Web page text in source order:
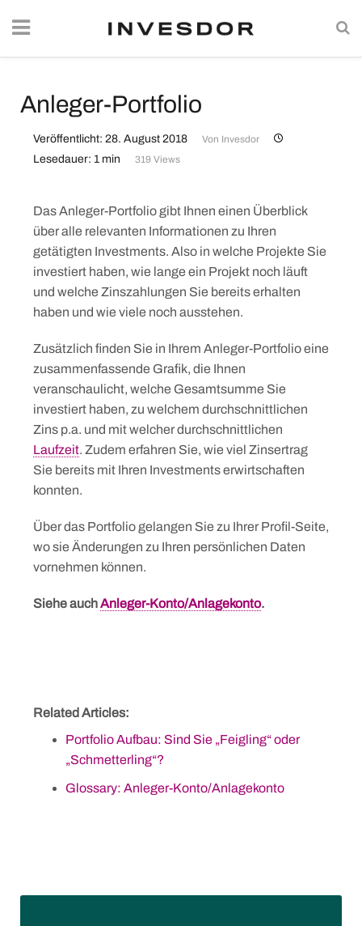
Anleger-Portfolio
Veröffentlicht: 28. August 2018 Von Invesdor
Lesedauer: 1 min 319 Views
Das Anleger-Portfolio gibt Ihnen einen Überblick
über alle relevanten Informationen zu Ihren
getätigten Investments. Also in welche Projekte Sie
investiert haben, wie lange ein Projekt noch läuft
und welche Zinszahlungen Sie bereits erhalten
haben und wie viele noch ausstehen.
Zusätzlich finden Sie in Ihrem Anleger-Portfolio eine
zusammenfassende Grafik, die Ihnen
veranschaulicht, welche Gesamtsumme Sie
investiert haben, zu welchem durchschnittlichen
Zins p.a. und mit welcher durchschnittlichen
Laufzeit. Zudem erfahren Sie, wie viel Zinsertrag
Sie bereits mit Ihren Investments erwirtschaften
konnten.
Über das Portfolio gelangen Sie zu Ihrer Profil-Seite,
wo sie Änderungen zu Ihren persönlichen Daten
vornehmen können.
Siehe auchAnleger-Konto/Anlagekonto.
Related Articles:
Portfolio Aufbau: Sind Sie „Feigling“ oder
„Schmetterling“?
Glossary: Anleger-Konto/Anlagekonto